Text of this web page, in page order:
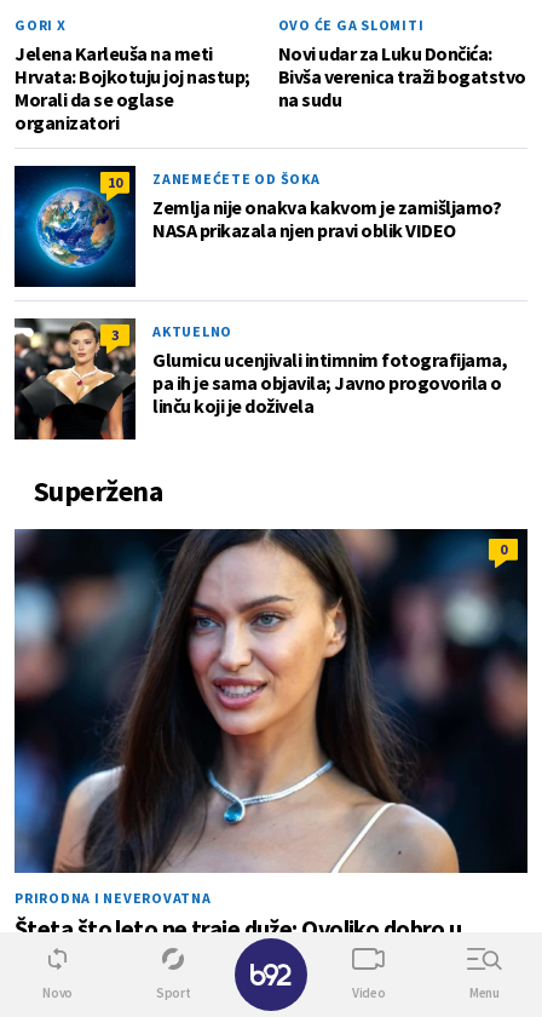
GORI X
Jelena Karleuša na meti
Hrvata: Bojkotuju joj nastup;
Morali da se oglase
organizatori
OVO ĆE GA SLOMITI
Novi udar za Luku Dončića:
Bivša verenica traži bogatstvo
na sudu
10 ZANEMEĆETE OD ŠOKA
Zemlja nije onakva kakvom je zamišljamo?
NASA prikazala njen pravi oblik VIDEO
3 AKTUELNO
Glumicu ucenjivali intimnim fotografijama,
pa ih je sama objavila; Javno progovorila o
linču koji je doživela
Superžena
0
PRIRODNA I NEVEROVATNA
Šteta što leto ne traje duže: Ovoliko dobro u
bikiniju nikad nije izgledala FOTO
Novo Sport Video Menu
✕